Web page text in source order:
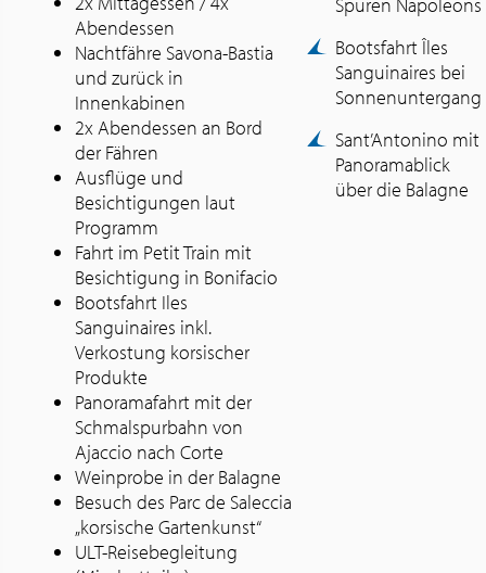
Abendessen
Nachtfähre Savona-Bastia
und zurück in
Innenkabinen
2x Abendessen an Bord
der Fähren
Ausflüge und
Besichtigungen laut
Programm
Fahrt im Petit Train mit
Besichtigung in Bonifacio
Bootsfahrt Iles
Sanguinaires inkl.
Verkostung korsischer
Produkte
Panoramafahrt mit der
Schmalspurbahn von
Ajaccio nach Corte
Weinprobe in der Balagne
Besuch des Parc de Saleccia
„korsische Gartenkunst“
ULT-Reisebegleitung
Bootsfahrt Îles
Sanguinaires bei
Sonnenuntergang
Sant’Antonino mit
Panoramablick
über die Balagne